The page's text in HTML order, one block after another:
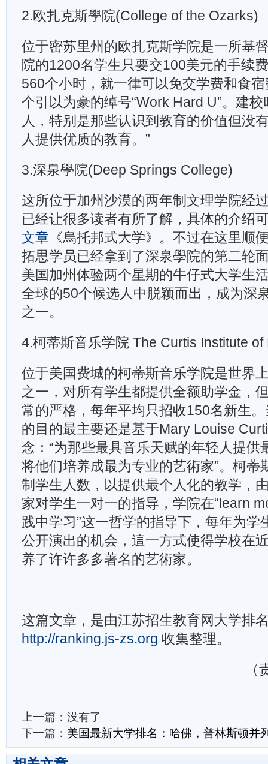
2.欧扎克斯學院(College of the Ozarks)
位于密苏里州的欧扎克斯学院是一所基
院的1200名学生只要交100美元的手续
560个小时，就一律可以免交学费和食
个引以为豪的绰号“Work Hard U”。建
人，特别是那些认识到教育的价值但没
人提供优质的教育。”
3.深泉學院(Deep Springs College)
这所位于加州沙漠的两年制文理学院经
已经让很多读者有所了解，具体的介绍
文章 《烏托邦式大学》。不过在这里顺
拓思学员已经拿到了深泉學院的第二轮
美国加州体验两个星期的牛仔式大学生
全球的50个候选人中脱颖而出，成为深
之一。
4.柯蒂斯音乐学院 The Curtis Institute of
位于美国费城的柯蒂斯音乐学院是世界
之一，对所有学生都提供全额助学金，
常的严格，每年平均只招收150名新生
的目的最主要还是基于Mary Louise
念：“为那些最具音乐天赋的年轻人提供
将他们培养成最为专业的艺術家”。柯蒂
制学生人数，以提供最个人化的教学，
家对学生一对一的指导，学院在“learn
践中学习”这一哲学的指导下，每年为学
公开演出的机会，這一方式使得学校在
养了许许多多著名的艺術家。
这篇文章，是由江苏招生教育网大学排
http://ranking.js-zs.org 收集整理。
上一篇：没有了
下一篇： 美国最新大学排名：哈佛，普林斯顿并